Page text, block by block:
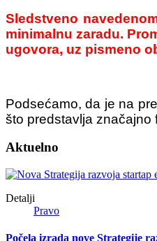
Sledstveno
minimalnu zaradu.
ugovora, uz pismeno
Podsećamo, da je na
što predstavlja značajno
Aktuelno
Detalji
Pravo
Počela izrada nove Strategije